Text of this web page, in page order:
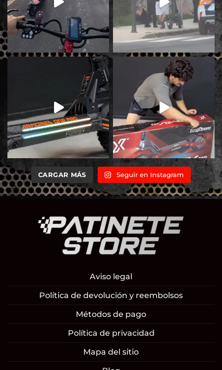
CARGAR MÁS Seguir en Instagram
Aviso legal
Política de devolución y reembolsos
Métodos de pago
Política de privacidad
Mapa del sitio